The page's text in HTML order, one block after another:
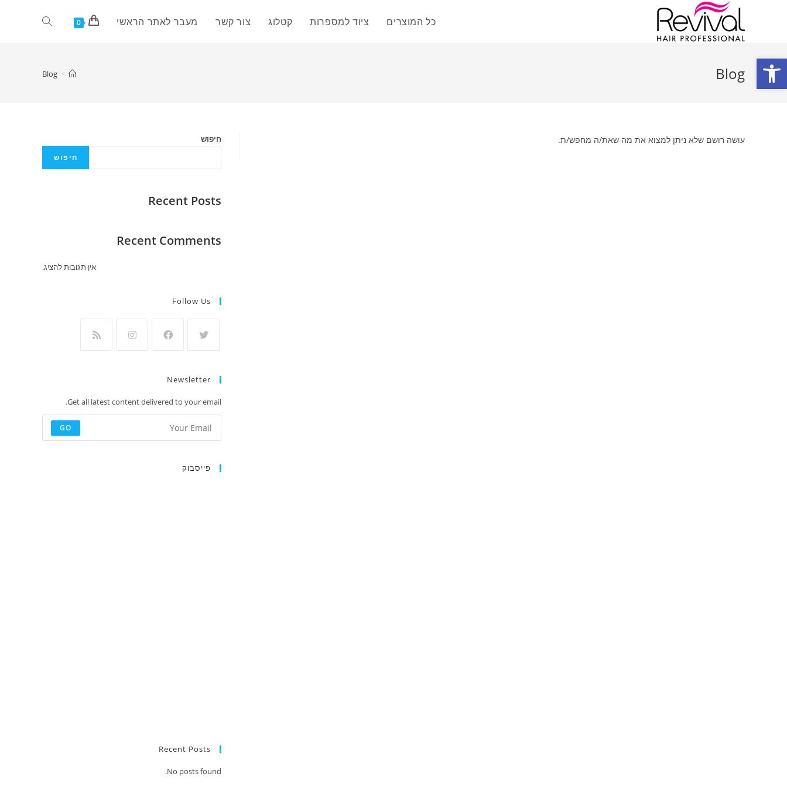
פתח סרגל נגישות
כל המוצרים ציוד למספרות קטלוג צור קשר מעבר לאתר הראשי 0
Blog
>
Blog
עושה רושם שלא ניתן למצוא את מה שאת/ה מחפש/ת. חיפוש
חיפוש
Recent Posts
Recent Comments
אין תגובות להציג.
Follow Us
Newsletter
Get all latest content delivered to your email.
GO
פייסבוק
Recent Posts
No posts found.